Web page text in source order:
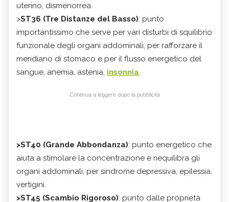
uterino, dismenorrea.
>ST36 (Tre Distanze del Basso): punto
importantissimo che serve per vari disturbi di squilibrio
funzionale degli organi addominali, per rafforzare il
meridiano di stomaco e per il flusso energetico del
sangue, anemia, astenia, insonnia.
Continua a leggere dopo la pubblicità
>ST40 (Grande Abbondanza): punto energetico che
aiuta a stimolare la concentrazione e riequilibra gli
organi addominali, per sindrome depressiva, epilessia,
vertigini.
>ST45 (Scambio Rigoroso): punto dalle proprietà